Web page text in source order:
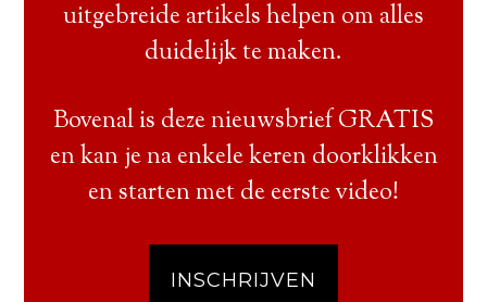
uitgebreide artikels helpen om alles
duidelijk te maken.
Bovenal is deze nieuwsbrief GRATIS
en kan je na enkele keren doorklikken
en starten met de eerste video!
INSCHRIJVEN